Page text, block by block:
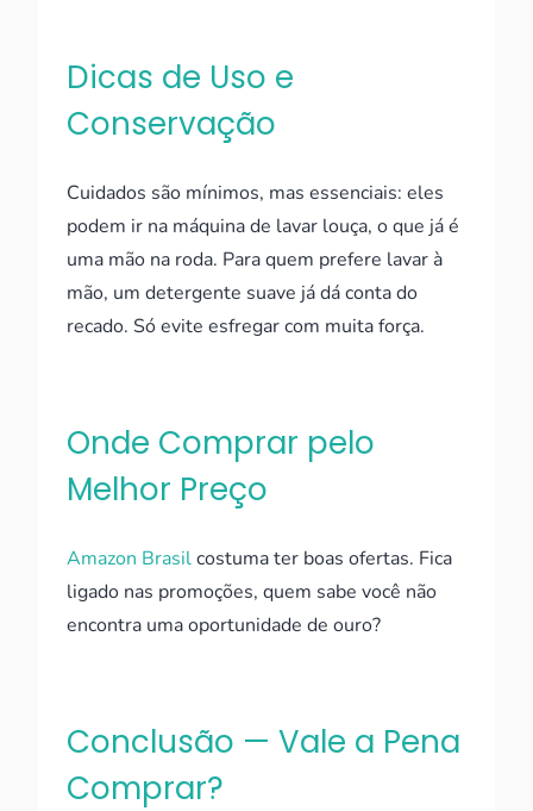
Dicas de Uso e
Conservação
Cuidados são mínimos, mas essenciais: eles
podem ir na máquina de lavar louça, o que já é
uma mão na roda. Para quem prefere lavar à
mão, um detergente suave já dá conta do
recado. Só evite esfregar com muita força.
Onde Comprar pelo
Melhor Preço
Amazon Brasilcostuma ter boas ofertas. Fica
ligado nas promoções, quem sabe você não
encontra uma oportunidade de ouro?
Conclusão — Vale a Pena
Comprar?